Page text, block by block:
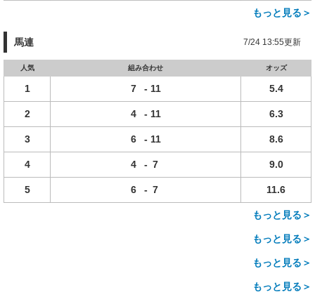
もっと見る＞
馬連 7/24 13:55更新
人気 組み合わせ オッズ
1 7 - 11 5.4
2 4 - 11 6.3
3 6 - 11 8.6
4 4 - 7 9.0
5 6 - 7 11.6
もっと見る＞
もっと見る＞
もっと見る＞
もっと見る＞